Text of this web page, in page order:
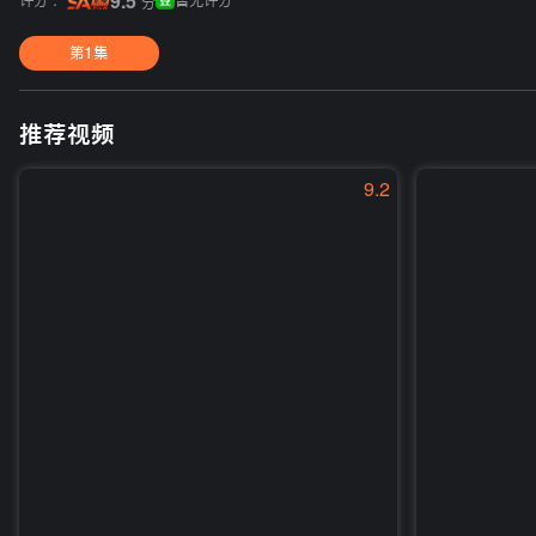
第1集
推荐视频
9.2